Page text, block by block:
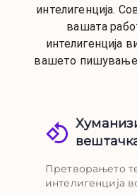
интелигенција.
вашата
интелигенција
вашето пишување
Претворањето
интелигенција